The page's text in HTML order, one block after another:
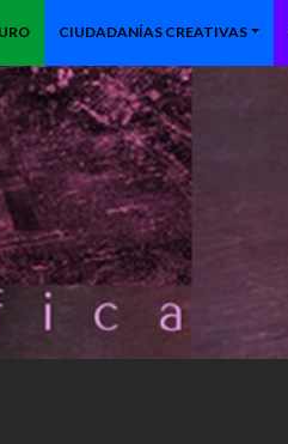
CIUDADANÍAS CREATIVAS